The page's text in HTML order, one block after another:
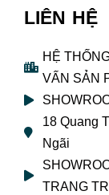
LIÊN HỆ
HỆ
VẤN SẢN
18 Quang
Ngãi
TRANG TRÍ